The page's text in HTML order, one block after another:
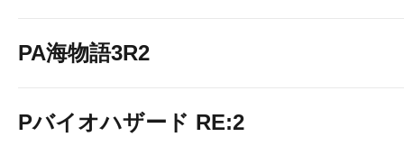
PA海物語3R2
Pバイオハザード RE:2